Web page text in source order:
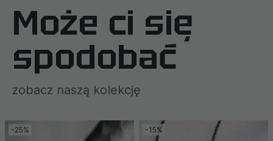
Może ci się
spodobać
zobacz naszą kolekcję
-25% -15%